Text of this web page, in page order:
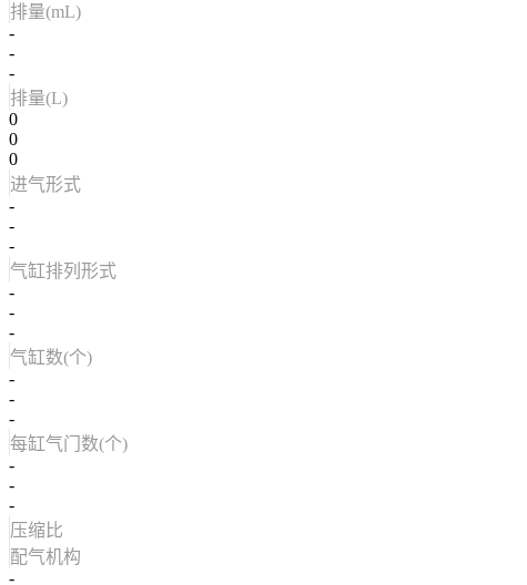
排量(mL)
-
-
-
排量(L)
0
0
0
进气形式
-
-
-
气缸排列形式
-
-
-
气缸数(个)
-
-
-
每缸气门数(个)
-
-
-
压缩比
配气机构
-